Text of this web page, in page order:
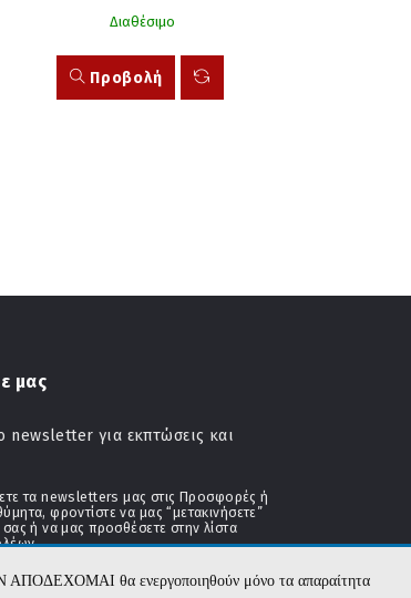
Διαθέσιμο
Προβολή
μας
newsletter για εκπτώσεις και
τα newsletters μας στις Προσφορές ή
φροντίστε να μας “μετακινήσετε”
ή να μας προσθέσετε στην λίστα
ΑΠΟΔΕΧΟΜΑΙ θα ενεργοποιηθούν μόνο τα απαραίτητα